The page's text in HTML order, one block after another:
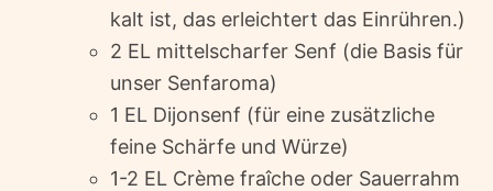
kalt ist, das erleichtert das Einrühren.)
2 EL mittelscharfer Senf (die Basis für
unser Senfaroma)
1 EL Dijonsenf (für eine zusätzliche
feine Schärfe und Würze)
1-2 EL Crème fraîche oder Sauerrahm